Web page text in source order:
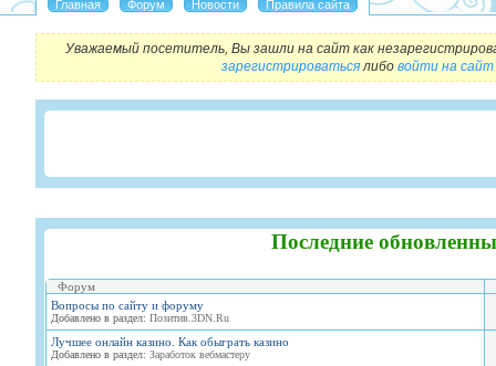
Уважаемый посетитель, Вы зашли на сайт как
зарегистрироватьсялибо войти на сайт
Последние
Форум
Вопросы по сайту и форуму
Добавлено в раздел: Позитив.3DN.Ru
Лучшее онлайн казино. Как обыграть казино
Добавлено в раздел: Заработок вебмастеру